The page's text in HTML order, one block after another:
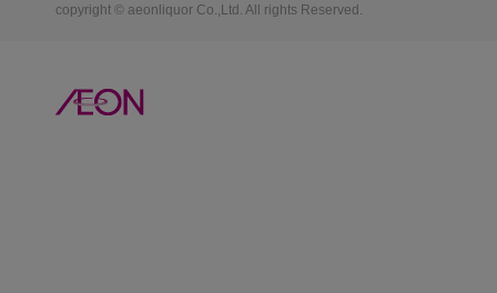
copyright © aeonliquor Co.,Ltd. All rights Reserved.